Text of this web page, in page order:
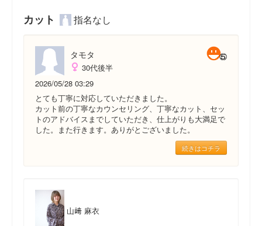
カット 指名なし
タモタ
30代後半
2026/05/28 03:29
とても丁寧に対応していただきました。
カット前の丁寧なカウンセリング、丁寧なカット、セッ
トのアドバイスまでしていただき、仕上がりも大満足で
した。また行きます。ありがとございました。
続きはコチラ
山﨑 麻衣